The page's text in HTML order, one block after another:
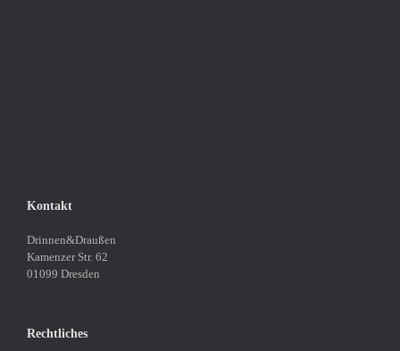
Kontakt
Drinnen&Draußen
Kamenzer Str. 62
01099 Dresden
Rechtliches